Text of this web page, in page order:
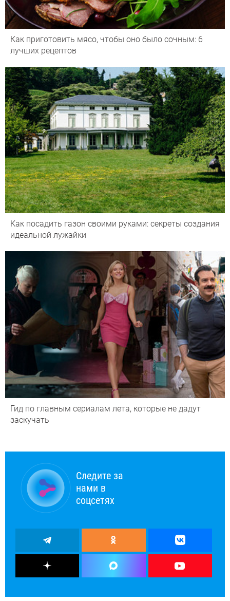
Как приготовить мясо, чтобы оно было сочным: 6
лучших рецептов
Как посадить газон своими руками: секреты создания
идеальной лужайки
Гид по главным сериалам лета, которые не дадут
заскучать
Следите за
нами в
соцсетях